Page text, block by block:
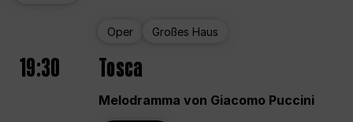
Oper Großes Haus
19:30 Tosca
Melodramma von Giacomo Puccini